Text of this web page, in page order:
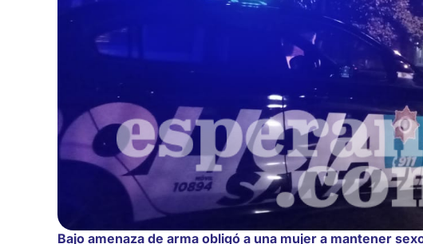
Bajo amenaza de arma obligó a una mujer a mantener